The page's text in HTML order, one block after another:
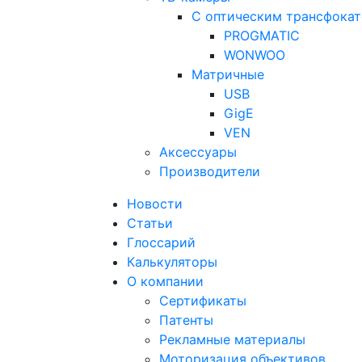
С оптическим
PROGMATIC
WONWOO
Матричные
USB
GigE
VEN
Аксессуары
Производители
Новости
Статьи
Глоссарий
Калькуляторы
О компании
Сертификаты
Патенты
Рекламные материалы
Моторизация объективов